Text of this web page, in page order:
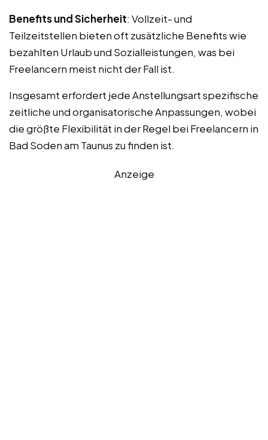
Benefits und Sicherheit: Vollzeit- und
Teilzeitstellen bieten oft zusätzliche Benefits wie
bezahlten Urlaub und Sozialleistungen, was bei
Freelancern meist nicht der Fall ist.
Insgesamt erfordert jede Anstellungsart spezifische
zeitliche und organisatorische Anpassungen, wobei
die größte Flexibilität in der Regel bei Freelancern in
Bad Soden am Taunus zu finden ist.
Anzeige